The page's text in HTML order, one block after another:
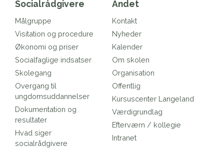
Socialrådgivere
Målgruppe
Visitation og procedure
Økonomi og priser
Socialfaglige indsatser
Skolegang
Overgang til
ungdomsuddannelser
Dokumentation og
resultater
Hvad siger
socialrådgivere
Andet
Kontakt
Nyheder
Kalender
Om skolen
Organisation
Offentlig
Kursuscenter Langeland
Værdigrundlag
Efterværn / kollegie
Intranet